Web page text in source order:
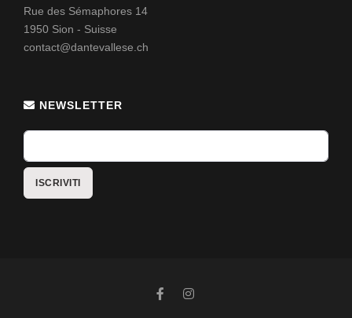
Rue des Sémaphores 14
1950 Sion - Suisse
contact@dantevallese.ch
NEWSLETTER